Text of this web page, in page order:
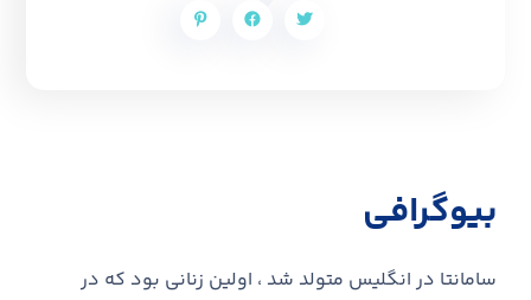
بیوگرافی
سامانتا در انگلیس متولد شد ، اولین زنانی بود که در